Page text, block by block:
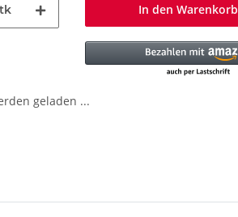
In den Warenkorb
geladen ...